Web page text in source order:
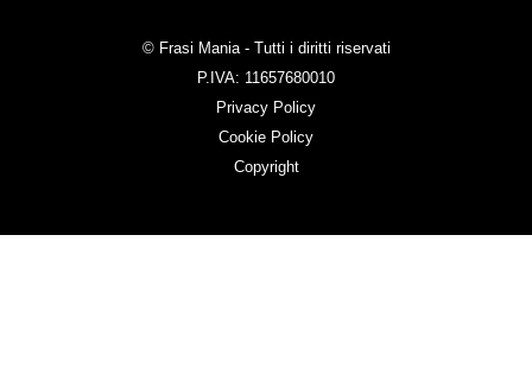
© Frasi Mania - Tutti i diritti riservati
P.IVA: 11657680010
Privacy Policy
Cookie Policy
Copyright